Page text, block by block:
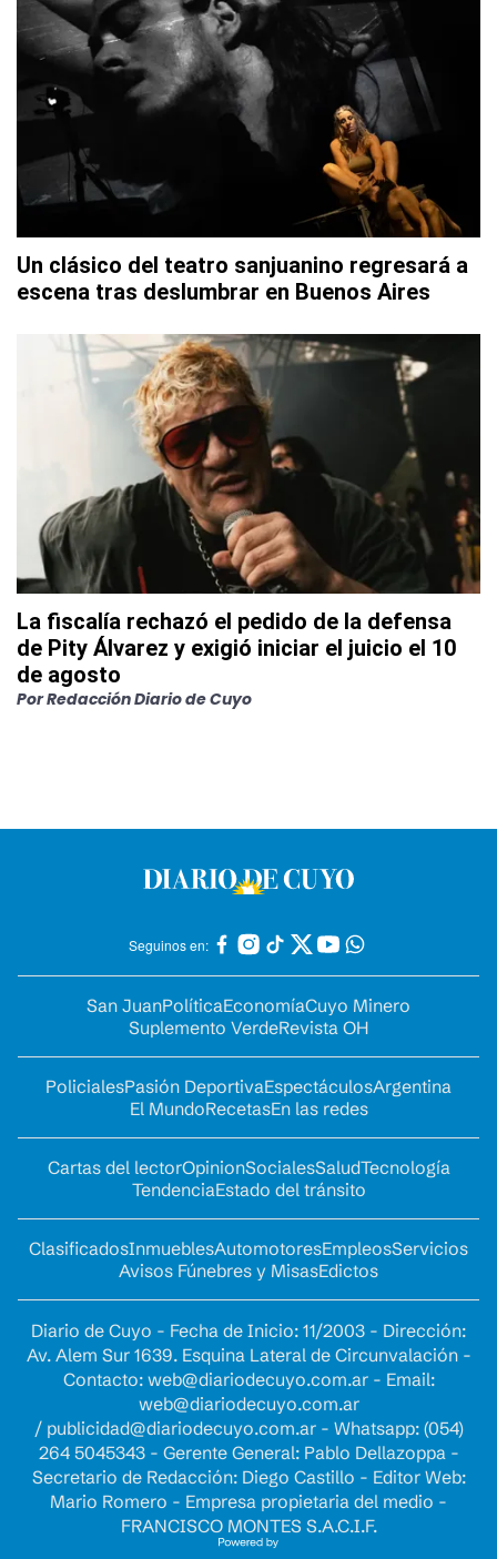
Un clásico del teatro sanjuanino regresará a
escena tras deslumbrar en Buenos Aires
La fiscalía rechazó el pedido de la defensa
de Pity Álvarez y exigió iniciar el juicio el 10
de agosto
PorRedacción Diario de Cuyo
Seguinos en:
San JuanPolíticaEconomíaCuyo Minero
Suplemento VerdeRevista OH
PolicialesPasión DeportivaEspectáculosArgentina
El MundoRecetasEn las redes
Cartas del lectorOpinionSocialesSaludTecnología
TendenciaEstado del tránsito
ClasificadosInmueblesAutomotoresEmpleosServicios
Avisos Fúnebres y MisasEdictos
Diario de Cuyo - Fecha de Inicio: 11/2003 - Dirección:
Av. Alem Sur 1639. Esquina Lateral de Circunvalación -
Contacto: web@diariodecuyo.com.ar- Email:
web@diariodecuyo.com.ar
/ publicidad@diariodecuyo.com.ar- Whatsapp: (054)
264 5045343 - Gerente General: Pablo Dellazoppa -
Secretario de Redacción: Diego Castillo - Editor Web:
Mario Romero - Empresa propietaria del medio -
FRANCISCO MONTES S.A.C.I.F.